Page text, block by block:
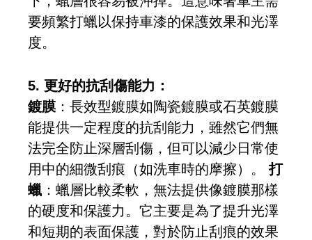
要頻繁打蠟以保持車漆的保護效果和光澤
度。
5. 更好的抗刮傷能力：
鍍膜 ：長效型鍍膜如陶瓷鍍膜或石英鍍膜
能提供一定程度的抗刮能力，雖然它們無
法完全防止深層刮傷，但可以減少日常使
用中的細微刮痕（如洗車時的摩擦）。打
蠟 ：蠟層比較柔軟，無法提供像鍍膜那樣
的硬度和保護力。它主要是為了提升光澤
和短期的表面保護，對於防止刮痕的效果